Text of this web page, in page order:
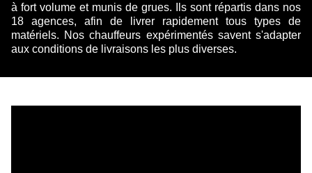
à fort volume et munis de grues. Ils sont répartis dans nos
18 agences, afin de livrer rapidement tous types de
matériels. Nos chauffeurs expérimentés savent s'adapter
aux conditions de livraisons les plus diverses.